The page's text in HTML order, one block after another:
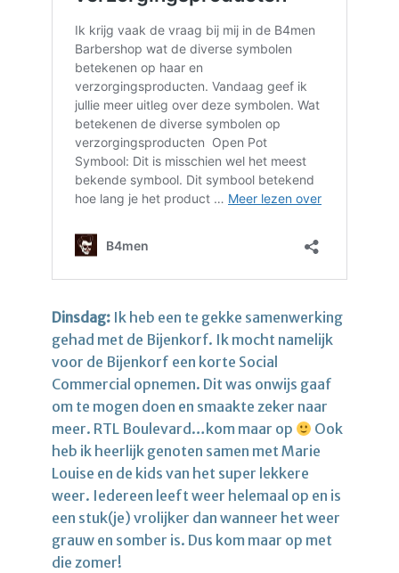
Dinsdag: Ik heb een te gekke samenwerking
gehad met de Bijenkorf. Ik mocht namelijk
voor de Bijenkorf een korte Social
Commercial opnemen. Dit was onwijs gaaf
om te mogen doen en smaakte zeker naar
meer. RTL Boulevard…kom maar op
Ook
heb ik heerlijk genoten samen met Marie
Louise en de kids van het super lekkere
weer. Iedereen leeft weer helemaal op en is
een stuk(je) vrolijker dan wanneer het weer
grauw en somber is. Dus kom maar op met
die zomer!